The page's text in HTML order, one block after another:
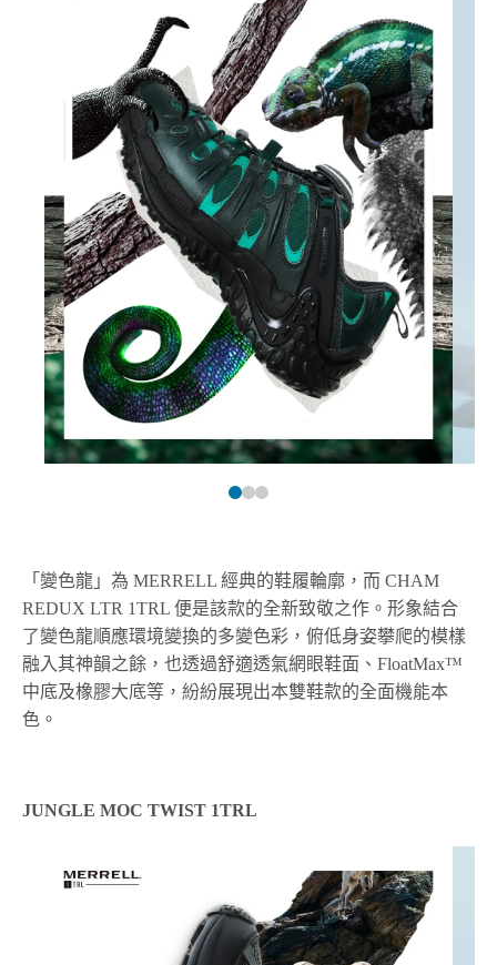
「變色龍」為 MERRELL 經典的鞋履輪廓，而 CHAM
REDUX LTR 1TRL 便是該款的全新致敬之作。形象結合
了變色龍順應環境變換的多變色彩，俯低身姿攀爬的模樣
融入其神韻之餘，也透過舒適透氣網眼鞋面、FloatMax™
中底及橡膠大底等，紛紛展現出本雙鞋款的全面機能本
色。
JUNGLE MOC TWIST 1TRL